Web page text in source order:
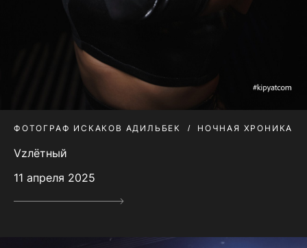
ФОТОГРАФ ИСКАКОВ АДИЛЬБЕК НОЧНАЯ ХРОНИКА
Vzлётный
11 апреля 2025